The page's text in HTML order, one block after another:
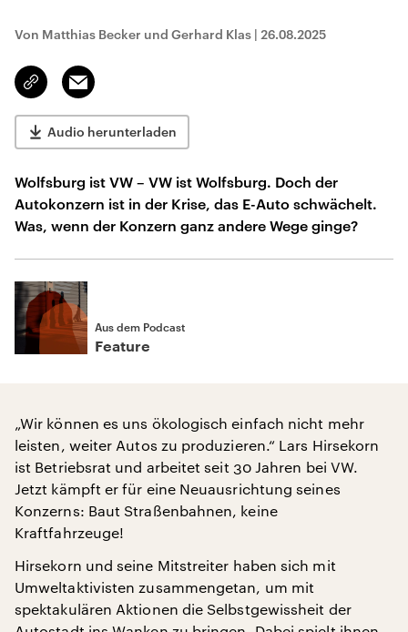
Von Matthias Becker und Gerhard Klas | 26.08.2025
Link
kopieren/teilen
Email
Audio herunterladen
Wolfsburg ist VW – VW ist Wolfsburg. Doch der
Autokonzern ist in der Krise, das E-Auto schwächelt.
Was, wenn der Konzern ganz andere Wege ginge?
Aus dem Podcast
Feature
„Wir können es uns ökologisch einfach nicht mehr
leisten, weiter Autos zu produzieren.“ Lars Hirsekorn
ist Betriebsrat und arbeitet seit 30 Jahren bei VW.
Jetzt kämpft er für eine Neuausrichtung seines
Konzerns: Baut Straßenbahnen, keine
Kraftfahrzeuge!
Hirsekorn und seine Mitstreiter haben sich mit
Umweltaktivisten zusammengetan, um mit
spektakulären Aktionen die Selbstgewissheit der